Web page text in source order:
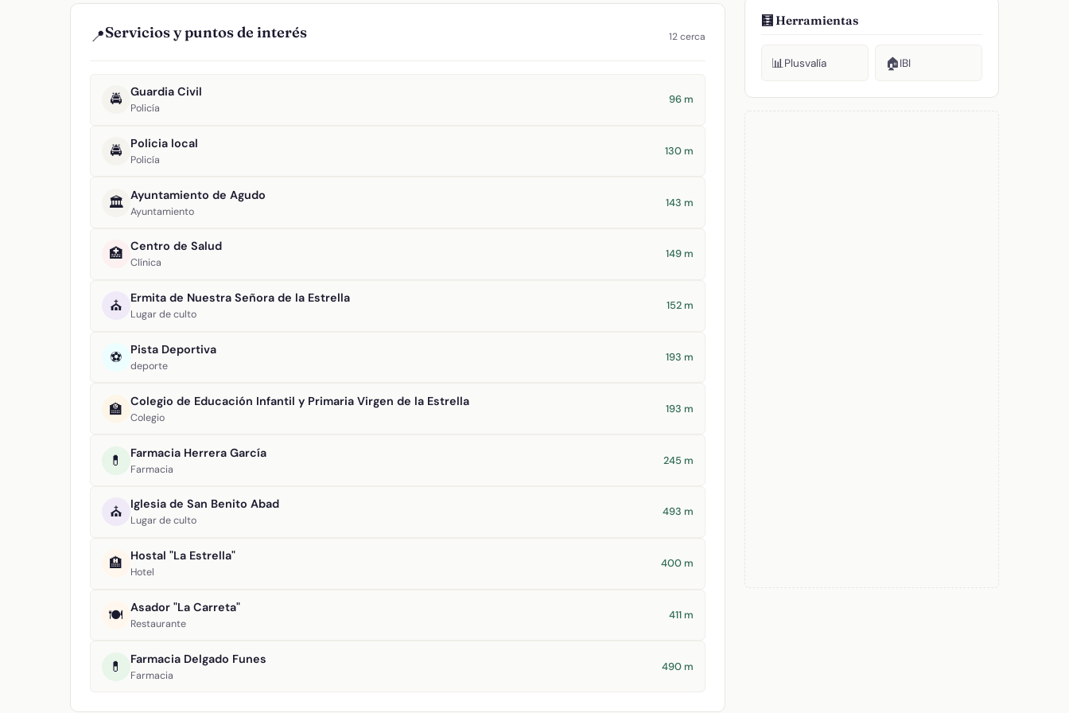
📍Servicios y puntos de interés 12 cerca
🚔 Guardia Civil
Policía
96 m
🚔 Policia local
Policía
130 m
🏛️ Ayuntamiento de Agudo
Ayuntamiento
143 m
🏥 Centro de Salud
Clínica
149 m
⛪ Ermita de Nuestra Señora de la Estrella
Lugar de culto
152 m
⚽ Pista Deportiva
deporte
193 m
🏫 Colegio de Educación Infantil y Primaria Virgen de la Estrella
Colegio
193 m
💊 Farmacia Herrera García
Farmacia
245 m
⛪ Iglesia de San Benito Abad
Lugar de culto
493 m
🏨 Hostal "La Estrella"
Hotel
400 m
🍽️ Asador "La Carreta"
Restaurante
411 m
💊 Farmacia Delgado Funes
Farmacia
490 m
🧮 Herramientas
📊Plusvalía 🏠IBI